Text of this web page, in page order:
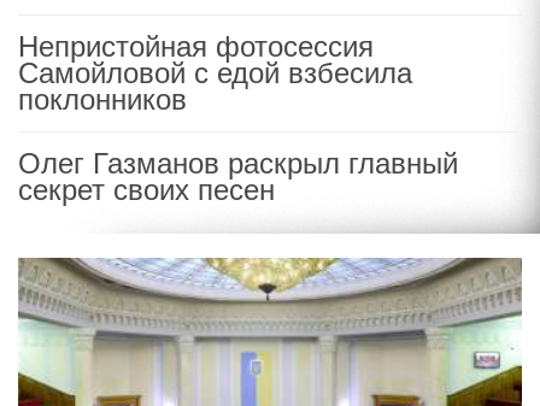
Непристойная фотосессия
Самойловой с едой взбесила
поклонников
Олег Газманов раскрыл главный
секрет своих песен